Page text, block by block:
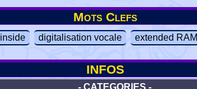
Mots Clefs
digitalisation vocale extended RAM
INFOS
- CATEGORIES -